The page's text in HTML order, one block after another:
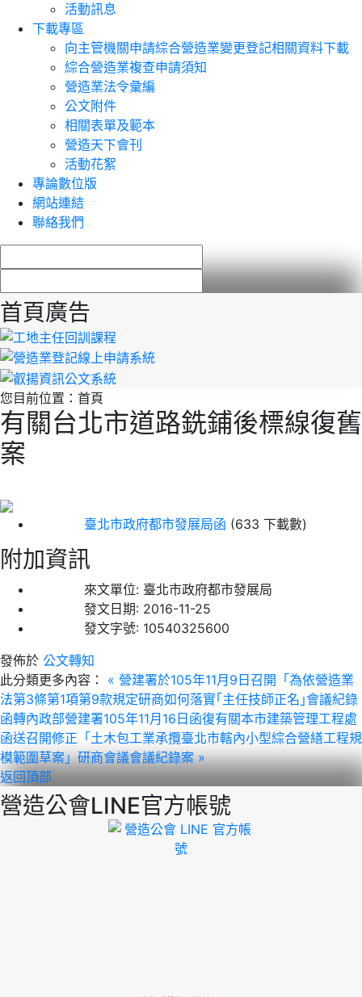
活動訊息
下載專區
向主管機關申請綜合營造業變更登記相關資料下載
綜合營造業複查申請須知
營造業法令彙編
公文附件
相關表單及範本
營造天下會刊
活動花絮
專論數位版
網站連結
聯絡我們
首頁廣告
您目前位置： 首頁
有關台北市道路銑鋪後標線復舊
案
臺北市政府都市發展局函 (633 下載數)
附加資訊
來文單位: 臺北市政府都市發展局
發文日期: 2016-11-25
發文字號: 10540325600
發佈於 公文轉知
此分類更多內容：
« 營建署於105年11月9日召開「為依營造業
法第3條第1項第9款規定研商如何落實｢主任技師正名｣會議紀錄
函轉內政部營建署105年11月16日函復有關本市建築管理工程處
函送召開修正「土木包工業承攬臺北市轄內小型綜合營繕工程規
模範圍草案」研商會議會議紀錄案 »
返回頂部
營造公會LINE官方帳號